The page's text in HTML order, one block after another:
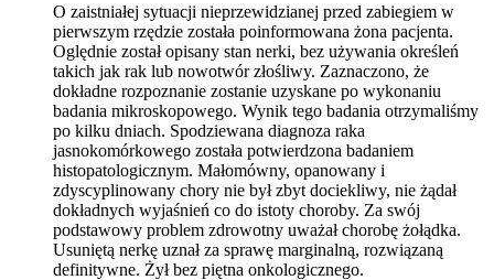
O zaistniałej sytuacji nieprzewidzianej przed zabiegiem w
pierwszym rzędzie została poinformowana żona pacjenta.
Oględnie został opisany stan nerki, bez używania określeń
takich jak rak lub nowotwór złośliwy. Zaznaczono, że
dokładne rozpoznanie zostanie uzyskane po wykonaniu
badania mikroskopowego. Wynik tego badania otrzymaliśmy
po kilku dniach. Spodziewana diagnoza raka
jasnokomórkowego została potwierdzona badaniem
histopatologicznym. Małomówny, opanowany i
zdyscyplinowany chory nie był zbyt dociekliwy, nie żądał
dokładnych wyjaśnień co do istoty choroby. Za swój
podstawowy problem zdrowotny uważał chorobę żołądka.
Usuniętą nerkę uznał za sprawę marginalną, rozwiązaną
definitywne. Żył bez piętna onkologicznego.